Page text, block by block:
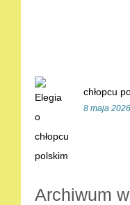
chłopcu
8 maja 2026
Archiwum